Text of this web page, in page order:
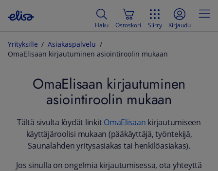
Haku Ostoskori Siirry Kirjaudu
Yrityksille
Asiakaspalvelu
OmaElisaan kirjautuminen asiointiroolin mukaan
OmaElisaan kirjautuminen
asiointiroolin mukaan
Tältä sivulta löydät linkitOmaElisaan kirjautumiseen
käyttäjäroolisi mukaan (pääkäyttäjä, työntekijä,
Saunalahden yritysasiakas tai henkilöasiakas).
Jos sinulla on ongelmia kirjautumisessa, ota yhteyttä